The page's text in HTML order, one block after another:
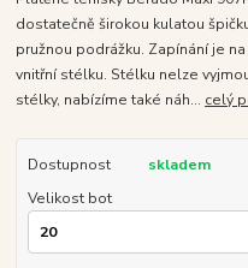
dostatečně širokou kulatou
pružnou podrážku. Zapínání je
vnitřní stélku. Stélku nelze
stélky, nabízíme také náh... celý
Dostupnost
skladem
Velikost bot